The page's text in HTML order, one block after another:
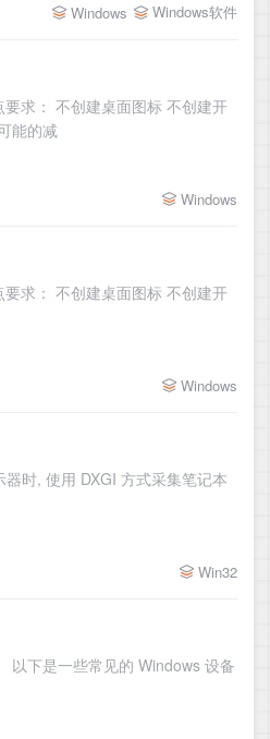
Windows Windows软件
求： 不创建桌面图标 不创建开
能的减
Windows
求： 不创建桌面图标 不创建开
Windows
时, 使用 DXGI 方式采集笔记本
Win32
以下是一些常见的 Windows 设备